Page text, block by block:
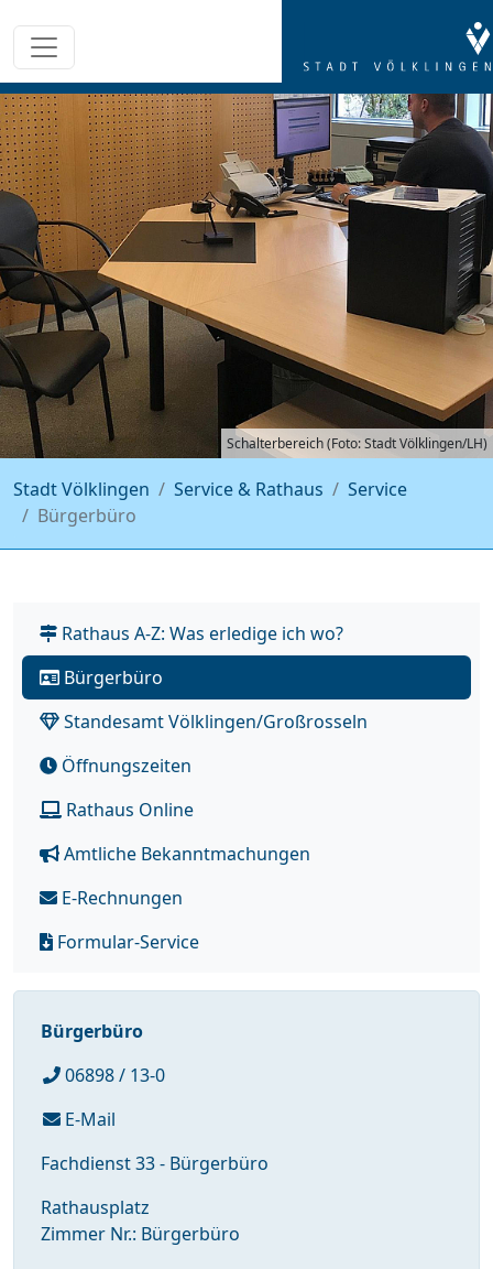
Schalterbereich (Foto: Stadt Völklingen/LH)
Stadt Völklingen Service & Rathaus
Service
Bürgerbüro
Rathaus A-Z: Was erledige ich wo?
Bürgerbüro
Standesamt Völklingen/Großrosseln
Öffnungszeiten
Rathaus Online
Amtliche Bekanntmachungen
E-Rechnungen
Formular-Service
Bürgerbüro
06898 / 13-0
E-Mail
Fachdienst 33 - Bürgerbüro
Rathausplatz
Zimmer Nr.: Bürgerbüro